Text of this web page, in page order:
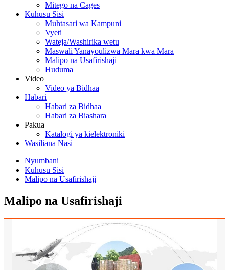
Mitego na Cages
Kuhusu Sisi
Muhtasari wa Kampuni
Vyeti
Wateja/Washirika wetu
Maswali Yanayoulizwa Mara kwa Mara
Malipo na Usafirishaji
Huduma
Video
Video ya Bidhaa
Habari
Habari za Bidhaa
Habari za Biashara
Pakua
Katalogi ya kielektroniki
Wasiliana Nasi
Nyumbani
Kuhusu Sisi
Malipo na Usafirishaji
Malipo na Usafirishaji